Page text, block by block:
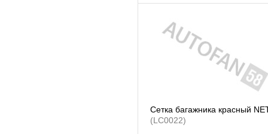
Сетка багажника красный
(LC0022)